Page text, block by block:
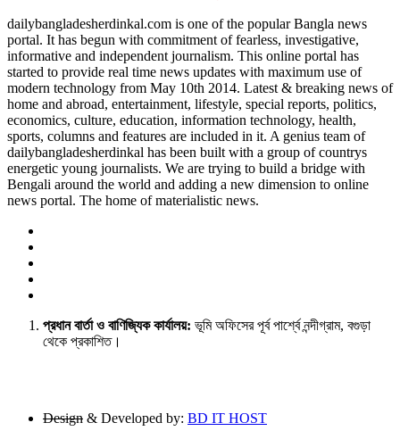
dailybangladesherdinkal.com is one of the popular Bangla news
portal. It has begun with commitment of fearless, investigative,
informative and independent journalism. This online portal has
started to provide real time news updates with maximum use of
modern technology from May 10th 2014. Latest & breaking news of
home and abroad, entertainment, lifestyle, special reports, politics,
economics, culture, education, information technology, health,
sports, columns and features are included in it. A genius team of
dailybangladesherdinkal has been built with a group of countrys
energetic young journalists. We are trying to build a bridge with
Bengali around the world and adding a new dimension to online
news portal. The home of materialistic news.
প্রধান বার্তা ও বাণিজ্যিক কার্যালয়: ভূমি অফিসের পূর্ব পার্শ্বে নন্দীগ্রাম, বগুড়া
থেকে প্রকাশিত।
Design & Developed by: BD IT HOST